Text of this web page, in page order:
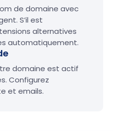
de domaine avec
S’il est
alternatives
automatiquement.
domaine est actif
Configurez
et emails.